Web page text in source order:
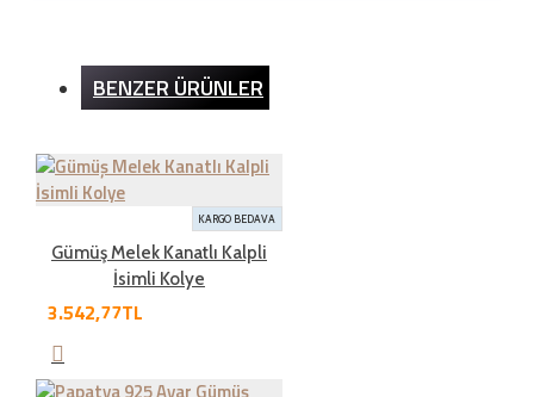
İnternet sitemizden yapılan bütün alışverişlerde 200TL
dışında hiçbir ücret ödemezsiniz.
İADE ŞARTLARI
BENZER ÜRÜNLER
KARGO BEDAVA
Gümüş Melek Kanatlı Kalpli
İsimli Kolye
3.542,77TL